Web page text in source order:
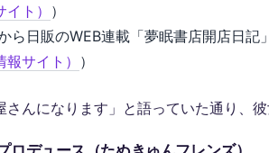
ト） ）
ら日販のWEB連載「夢眠書店開店日記
サイト） ）
さんになります」と語っていた通り、